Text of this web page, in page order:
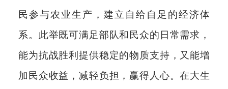
民参与农业生产，建立自给自足的经济体
系。此举既可满足部队和民众的日常需求，
能为抗战胜利提供稳定的物质支持，又能增
加民众收益，减轻负担，赢得人心。在大生